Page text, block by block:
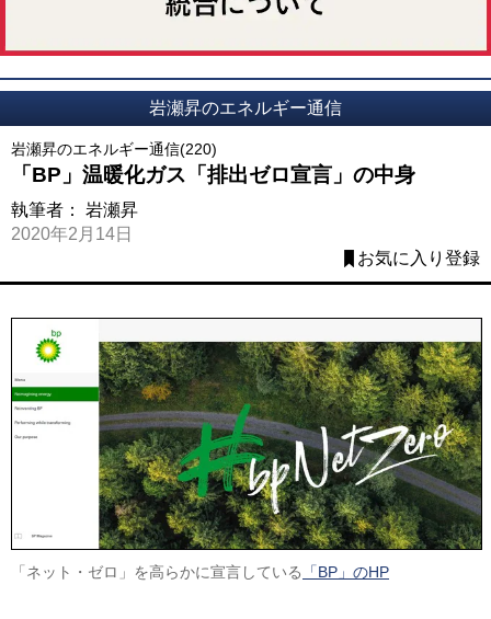
岩瀬昇のエネルギー通信
岩瀬昇のエネルギー通信(220)
「BP」温暖化ガス「排出ゼロ宣言」の中身
執筆者： 岩瀬昇
2020年2月14日
お気に入り登録
「ネット・ゼロ」を高らかに宣言している 「BP」のHP